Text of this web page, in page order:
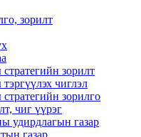
зорилт
зорилт
чиглэл
зорилго
чиг үүрэг
удирдлагын газар
газар